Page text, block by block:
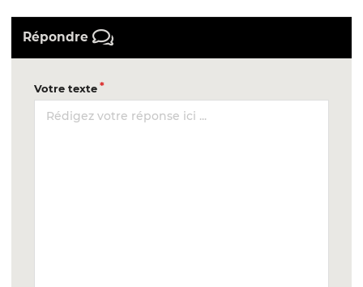
Répondre
Votre texte